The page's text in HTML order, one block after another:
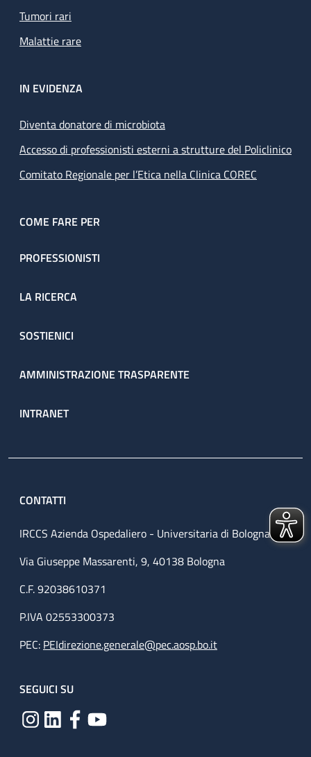
Tumori rari
Malattie rare
IN EVIDENZA
Diventa donatore di microbiota
Accesso di professionisti esterni a strutture del Policlinico
Comitato Regionale per l’Etica nella Clinica COREC
COME FARE PER
PROFESSIONISTI
LA RICERCA
SOSTIENICI
AMMINISTRAZIONE TRASPARENTE
INTRANET
CONTATTI
IRCCS Azienda Ospedaliero - Universitaria di Bologna
Via Giuseppe Massarenti, 9, 40138 Bologna
C.F. 92038610371
P.IVA 02553300373
PEC: PEIdirezione.generale@pec.aosp.bo.it
SEGUICI SU